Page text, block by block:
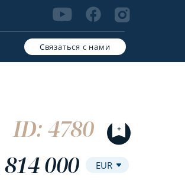
Связаться с нами
ID: 4780
814 000